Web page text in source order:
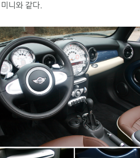
니와 같다.